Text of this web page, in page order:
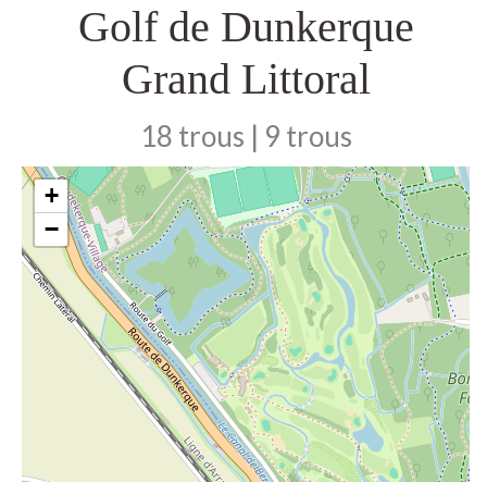
Golf de Dunkerque
Grand Littoral
18 trous | 9 trous
+
−